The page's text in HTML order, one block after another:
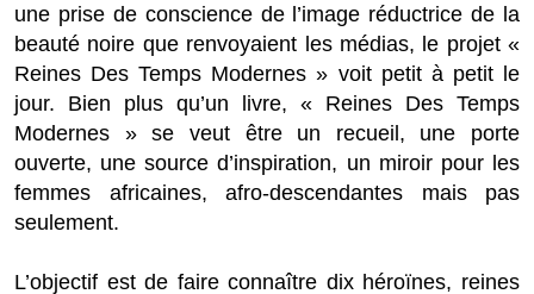
une prise de conscience de l’image réductrice de la
beauté noire que renvoyaient les médias, le projet «
Reines Des Temps Modernes » voit petit à petit le
jour. Bien plus qu’un livre, « Reines Des Temps
Modernes » se veut être un recueil, une porte
ouverte, une source d’inspiration, un miroir pour les
femmes africaines, afro-descendantes mais pas
seulement.
L’objectif est de faire connaître dix héroïnes, reines